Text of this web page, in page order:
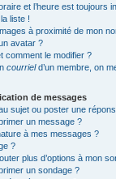
et l’heure est toujours
liste !
à proximité de mon
avatar ?
comment le modifier ?
courrield’un membre, on
de messages
sujet ou poster une
un message ?
à mes messages ?
?
plus d’options à mon
un sondage ?